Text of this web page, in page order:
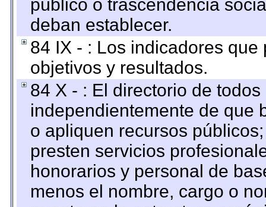
público o trascendencia
deban establecer.
84 IX - : Los indicadores
objetivos y resultados.
84 X - : El directorio de
independientemente de que
o apliquen recursos
presten servicios
honorarios y personal de
menos el nombre, cargo o